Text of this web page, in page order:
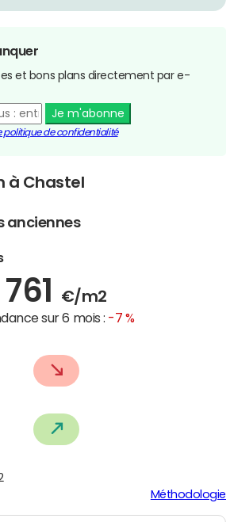
et bons plans directement par e-
Je m'abonne
politique de confidentialité
à Chastel
anciennes
761 €/m2
sur 6 mois : -7 %
Méthodologie